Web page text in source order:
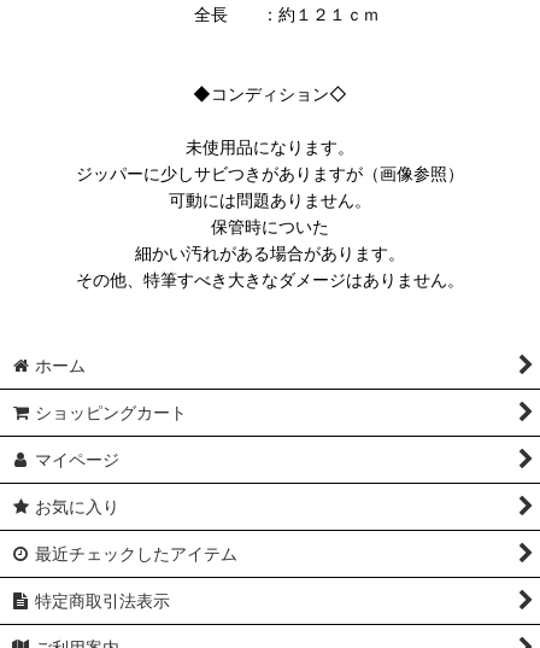
全長 ：約１２１ｃｍ
◆コンディション◇
未使用品になります。
ジッパーに少しサビつきがありますが（画像参照）
可動には問題ありません。
保管時についた
細かい汚れがある場合があります。
その他、特筆すべき大きなダメージはありません。
ホーム
ショッピングカート
マイページ
お気に入り
最近チェックしたアイテム
特定商取引法表示